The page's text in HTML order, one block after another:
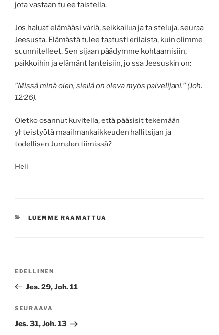
jota vastaan tulee taistella.
Jos haluat elämääsi väriä, seikkailua ja taisteluja, seuraa
Jeesusta. Elämästä tulee taatusti erilaista, kuin olimme
suunnitelleet. Sen sijaan päädymme kohtaamisiin,
paikkoihin ja elämäntilanteisiin, joissa Jeesuskin on:
”Missä minä olen, siellä on oleva myös palvelijani.” (Joh.
12:26).
Oletko osannut kuvitella, että pääsisit tekemään
yhteistyötä maailmankaikkeuden hallitsijan ja
todellisen Jumalan tiimissä?
Heli
KATEGORIAT
LUEMME RAAMATTUA
Edellinen
artikkeli
EDELLINEN
Jes. 29, Joh. 11
Seuraava
artikkeli
SEURAAVA
Jes. 31, Joh. 13